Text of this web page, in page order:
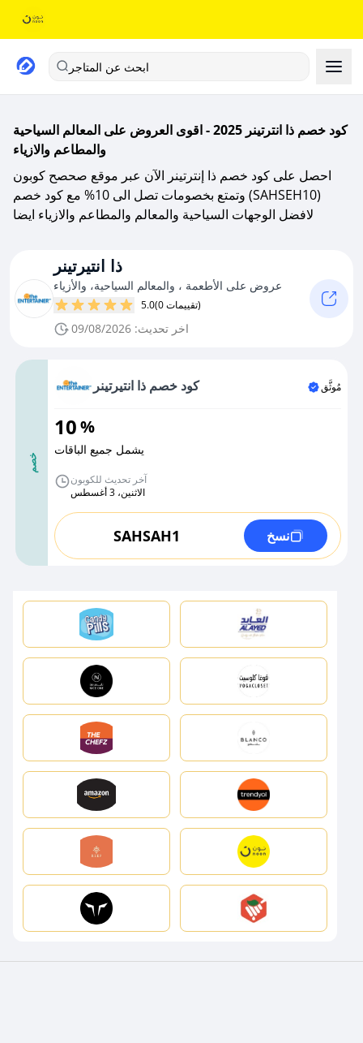
ابحث عن المتاجر
كود خصم ذا انترتينر 2025 - اقوى العروض على المعالم السياحية
والمطاعم والازياء
احصل على كود خصم ذا إنترتينر الآن عبر موقع صحصح كوبون
وتمتع بخصومات تصل الى 10% مع كود خصم (SAHSEH10)
لافضل الوجهات السياحية والمعالم والمطاعم والازياء ايضا
ذا انتيرتينر
عروض على الأطعمة ، والمعالم السياحية، والأزياء
5.0 (0 تقييمات)
اخر تحديث: 09/08/2026
خصم
كود خصم ذا انتيرتينر مُوثَّق
10%
يشمل جميع الباقات
آخر تحديث للكوبون
الاثنين، 3 أغسطس
SAHSAH1 نسخ